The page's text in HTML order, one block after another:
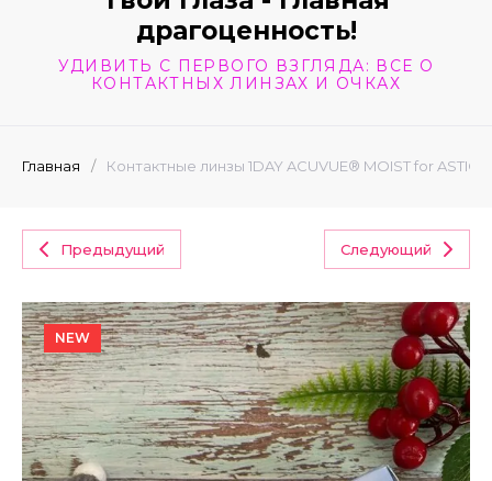
драгоценность!
УДИВИТЬ С ПЕРВОГО ВЗГЛЯДА: ВСЕ О
КОНТАКТНЫХ ЛИНЗАХ И ОЧКАХ
Главная / Контактные линзы 1DAY ACUVUE® MOIST for
Предыдущий Следующий
NEW